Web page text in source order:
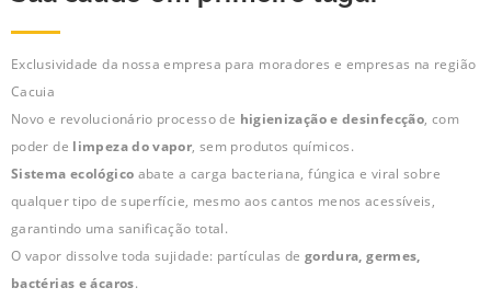
Exclusividade da nossa empresa para moradores e empresas na região
Cacuia
Novo e revolucionário processo de higienização e desinfecção, com
poder de limpeza do vapor, sem produtos químicos.
Sistema ecológico abate a carga bacteriana, fúngica e viral sobre
qualquer tipo de superfície, mesmo aos cantos menos acessíveis,
garantindo uma sanificação total.
O vapor dissolve toda sujidade: partículas de gordura, germes,
bactérias e ácaros.